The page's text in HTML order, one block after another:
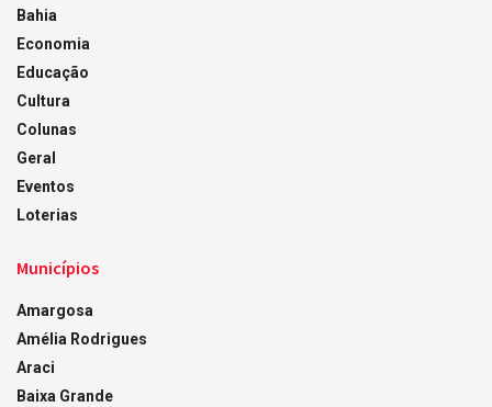
Bahia
Economia
Educação
Cultura
Colunas
Geral
Eventos
Loterias
Municípios
Amargosa
Amélia Rodrigues
Araci
Baixa Grande